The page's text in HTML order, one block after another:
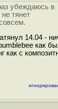
убеждаюсь в
тянет
14.04 -
как
как с